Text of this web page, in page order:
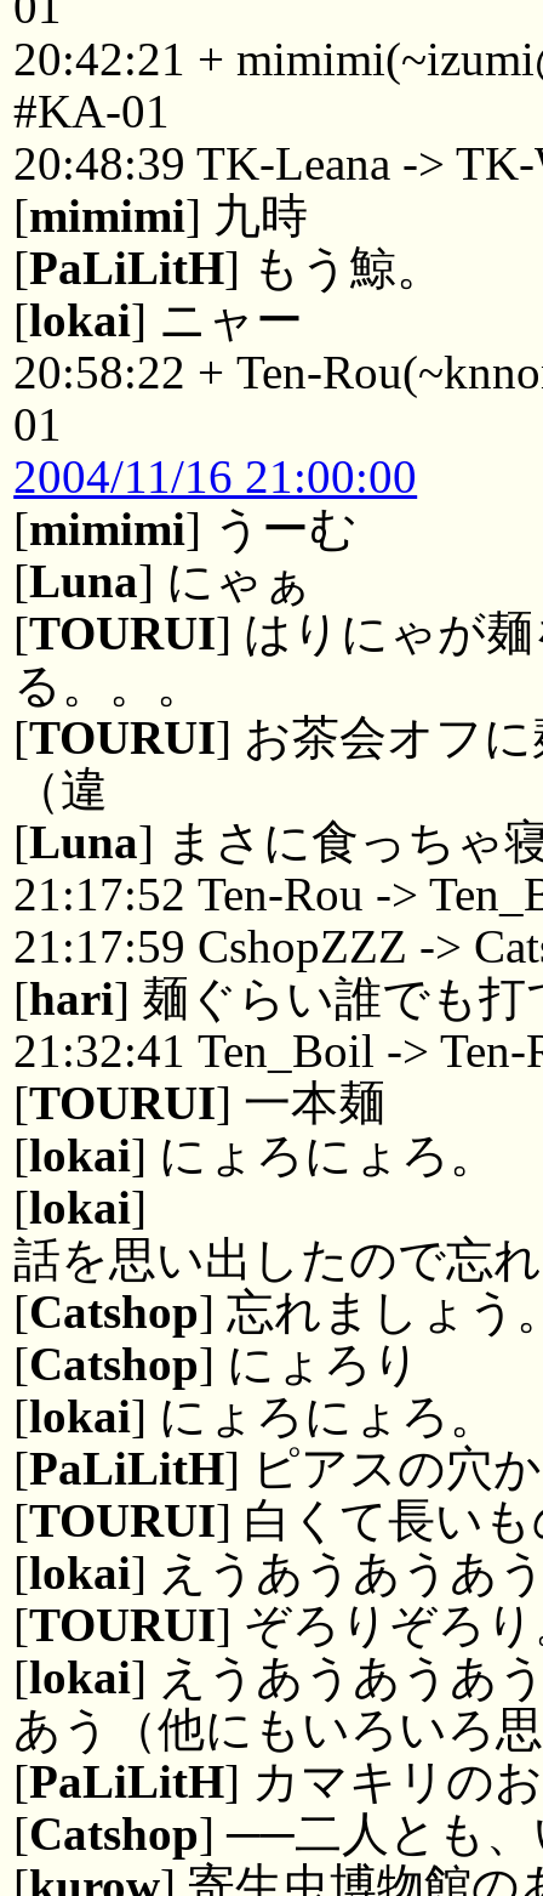
20:42:21 +
#KA-01
20:48:39 TK-Leana ->
[mimimi] 九時
[PaLiLitH] もう鯨。
[lokai] ニャー
20:58:22 + Ten-
01
2004/11/16 21:00:00
[mimimi] うーむ
[Luna] にゃぁ
[TOURUI] はりにゃが
る。。。
[TOURUI] お茶会オフ
（違
[Luna] まさに食っちゃ
21:17:52 Ten-Rou ->
21:17:59 CshopZZZ ->
[hari] 麺ぐらい誰でも打
21:32:41 Ten_Boil -> Ten-
[TOURUI] 一本麺
[lokai] にょろにょろ。
[lokai]
話を思い出したので忘
[Catshop] 忘れましょう
[Catshop] にょろり
[lokai] にょろにょろ。
[PaLiLitH] ピアスの穴
[TOURUI] 白くて長い
[lokai] えうあうあうあ
[TOURUI] ぞろりぞろ
[lokai] えうあうあうあ
あう（他にもいろいろ
[PaLiLitH] カマキリの
[Catshop] ──二人とも
[kurow] 寄生虫博物館の